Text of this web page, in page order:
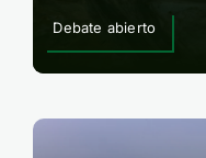
Debate abierto